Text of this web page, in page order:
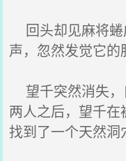
回头却见麻将蜷
声，忽然发觉它的
望千突然消失，
两人之后，望千
找到了一个天然洞